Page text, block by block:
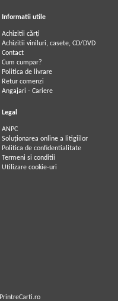
Informatii utile
Achizitii cărți
Achizitii viniluri, casete, CD/DVD
Contact
Cum cumpar?
Politica de livrare
Retur comenzi
Angajari - Cariere
Legal
ANPC
Soluționarea online a litigiilor
Politica de confidentialitate
Termeni si conditii
Utilizare cookie-uri
PrintreCarti.ro